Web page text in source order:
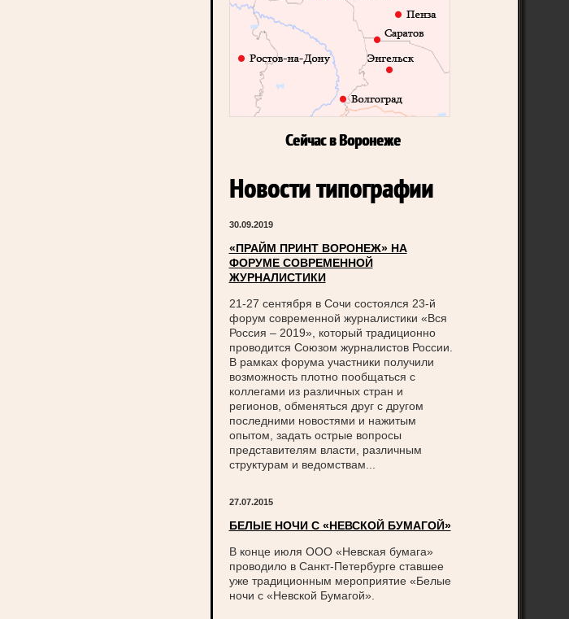
Сейчас в Воронеже
Новости типографии
30.09.2019
«ПРАЙМ ПРИНТ ВОРОНЕЖ» НА
ФОРУМЕ СОВРЕМЕННОЙ
ЖУРНАЛИСТИКИ
21-27 сентября в Сочи состоялся 23-й
форум современной журналистики «Вся
Россия – 2019», который традиционно
проводится Союзом журналистов России.
В рамках форума участники получили
возможность плотно пообщаться с
коллегами из различных стран и
регионов, обменяться друг с другом
последними новостями и нажитым
опытом, задать острые вопросы
представителям власти, различным
структурам и ведомствам...
27.07.2015
БЕЛЫЕ НОЧИ С «НЕВСКОЙ БУМАГОЙ»
В конце июля ООО «Невская бумага»
проводило в Санкт-Петербурге ставшее
уже традиционным мероприятие «Белые
ночи с «Невской Бумагой».